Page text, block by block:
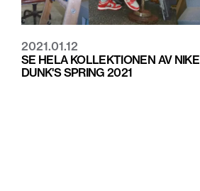
2021.01.12
SE HELA KOLLEKTIONEN AV NIKE
DUNK'S SPRING 2021